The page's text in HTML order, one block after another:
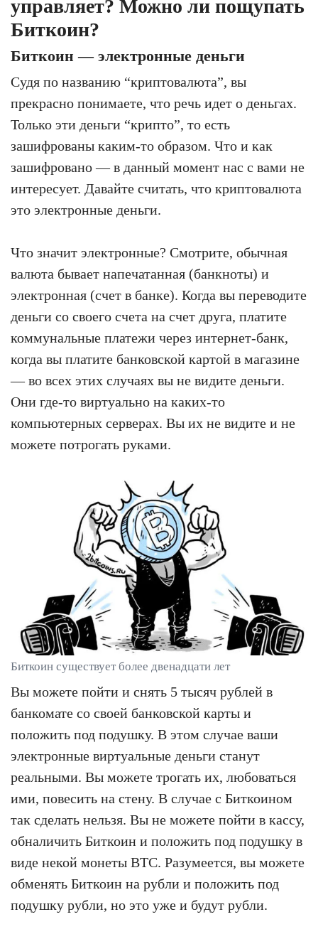
управляет? Можно ли пощупать
Биткоин?
Биткоин — электронные деньги
Судя по названию “криптовалюта”, вы
прекрасно понимаете, что речь идет о деньгах.
Только эти деньги “крипто”, то есть
зашифрованы каким-то образом. Что и как
зашифровано — в данный момент нас с вами не
интересует. Давайте считать, что криптовалюта
это электронные деньги.
Что значит электронные? Смотрите, обычная
валюта бывает напечатанная (банкноты) и
электронная (счет в банке). Когда вы переводите
деньги со своего счета на счет друга, платите
коммунальные платежи через интернет-банк,
когда вы платите банковской картой в магазине
— во всех этих случаях вы не видите деньги.
Они где-то виртуально на каких-то
компьютерных серверах. Вы их не видите и не
можете потрогать руками.
Биткоин существует более двенадцати лет
Вы можете пойти и снять 5 тысяч рублей в
банкомате со своей банковской карты и
положить под подушку. В этом случае ваши
электронные виртуальные деньги станут
реальными. Вы можете трогать их, любоваться
ими, повесить на стену. В случае с Биткоином
так сделать нельзя. Вы не можете пойти в кассу,
обналичить Биткоин и положить под подушку в
виде некой монеты BTC. Разумеется, вы можете
обменять Биткоин на рубли и положить под
подушку рубли, но это уже и будут рубли.